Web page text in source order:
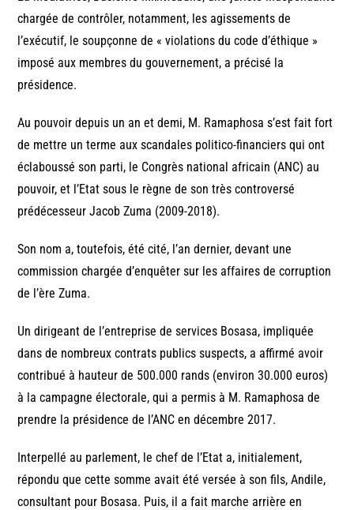
chargée de contrôler, notamment, les agissements de
l’exécutif, le soupçonne de « violations du code d’éthique »
imposé aux membres du gouvernement, a précisé la
présidence.
Au pouvoir depuis un an et demi, M. Ramaphosa s’est fait fort
de mettre un terme aux scandales politico-financiers qui ont
éclaboussé son parti, le Congrès national africain (ANC) au
pouvoir, et l’Etat sous le règne de son très controversé
prédécesseur Jacob Zuma (2009-2018).
Son nom a, toutefois, été cité, l’an dernier, devant une
commission chargée d’enquêter sur les affaires de corruption
de l’ère Zuma.
Un dirigeant de l’entreprise de services Bosasa, impliquée
dans de nombreux contrats publics suspects, a affirmé avoir
contribué à hauteur de 500.000 rands (environ 30.000 euros)
à la campagne électorale, qui a permis à M. Ramaphosa de
prendre la présidence de l’ANC en décembre 2017.
Interpellé au parlement, le chef de l’Etat a, initialement,
répondu que cette somme avait été versée à son fils, Andile,
consultant pour Bosasa. Puis, il a fait marche arrière en